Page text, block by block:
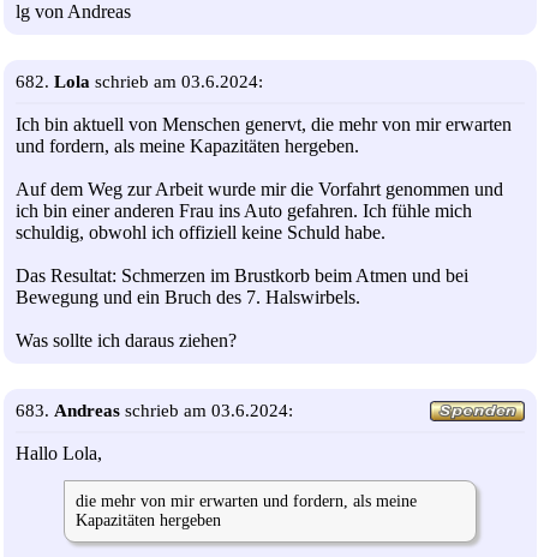
lg von Andreas
682. Lola schrieb am 03.6.2024:
Ich bin aktuell von Menschen genervt, die mehr von mir erwarten
und fordern, als meine Kapazitäten hergeben.
Auf dem Weg zur Arbeit wurde mir die Vorfahrt genommen und
ich bin einer anderen Frau ins Auto gefahren. Ich fühle mich
schuldig, obwohl ich offiziell keine Schuld habe.
Das Resultat: Schmerzen im Brustkorb beim Atmen und bei
Bewegung und ein Bruch des 7. Halswirbels.
Was sollte ich daraus ziehen?
683. Andreas schrieb am 03.6.2024:
Hallo Lola,
die mehr von mir erwarten und fordern, als meine
Kapazitäten hergeben